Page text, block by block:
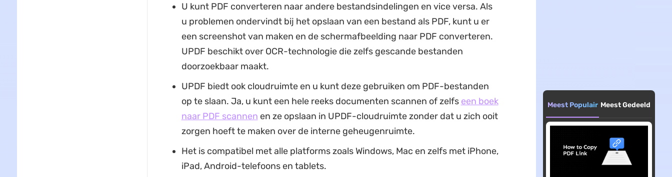
U kunt PDF converteren naar andere bestandsindelingen en vice versa. Als
u problemen ondervindt bij het opslaan van een bestand als PDF, kunt u er
een screenshot van maken en de schermafbeelding naar PDF converteren.
UPDF beschikt over OCR-technologie die zelfs gescande bestanden
doorzoekbaar maakt.
UPDF biedt ook cloudruimte en u kunt deze gebruiken om PDF-bestanden
op te slaan. Ja, u kunt een hele reeks documenten scannen of zelfs een boek
naar PDF scannen en ze opslaan in UPDF-cloudruimte zonder dat u zich ooit
zorgen hoeft te maken over de interne geheugenruimte.
Het is compatibel met alle platforms zoals Windows, Mac en zelfs met iPhone,
iPad, Android-telefoons en tablets.
Meest Populair Meest Gedeeld